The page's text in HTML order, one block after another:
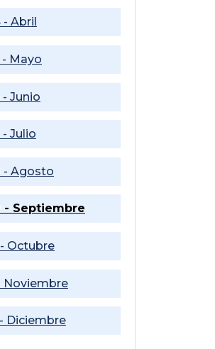
Abril
- Mayo
- Junio
- Julio
- Agosto
- Septiembre
- Octubre
Noviembre
Diciembre